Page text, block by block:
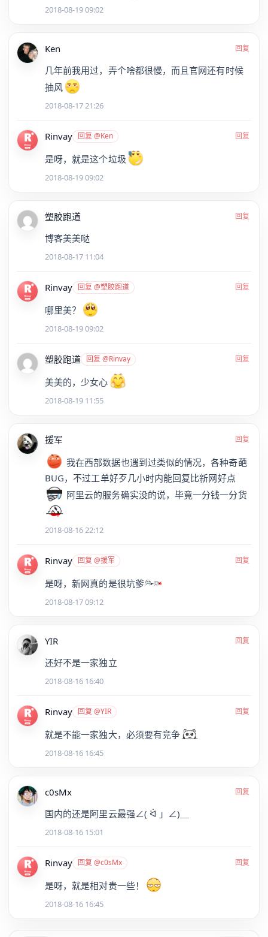
2018-08-19 09:02
Ken 回复
几年前我用过，弄个啥都很慢，而且官网还有时候
抽风
2018-08-17 21:26
Rinvay 回复 @Ken 回复
是呀，就是这个垃圾
2018-08-19 09:02
塑胶跑道 回复
博客美美哒
2018-08-17 11:04
Rinvay 回复 @塑胶跑道 回复
哪里美？
2018-08-19 09:02
塑胶跑道 回复 @Rinvay 回复
美美的，少女心
2018-08-19 11:55
援军 回复
我在西部数据也遇到过类似的情况，各种奇葩
BUG，不过工单好歹几小时内能回复比新网好点
阿里云的服务确实没的说，毕竟一分钱一分货
2018-08-16 22:12
Rinvay 回复 @援军 回复
是呀，新网真的是很坑爹
2018-08-17 09:12
YIR 回复
还好不是一家独立
2018-08-16 16:40
Rinvay 回复 @YIR 回复
就是不能一家独大，必须要有竞争
2018-08-16 16:45
c0sMx 回复
国内的还是阿里云最强∠( ᐛ 」∠)＿
2018-08-16 15:01
Rinvay 回复 @c0sMx 回复
是呀，就是相对贵一些！
2018-08-16 16:45